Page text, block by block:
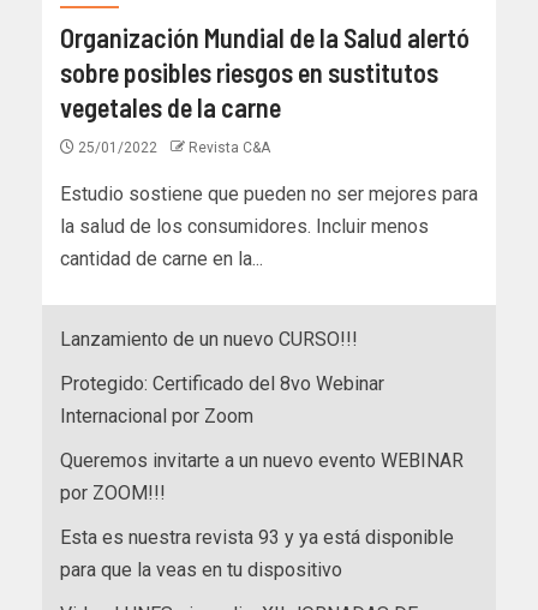
Organización Mundial de la Salud alertó
sobre posibles riesgos en sustitutos
vegetales de la carne
25/01/2022 Revista C&A
Estudio sostiene que pueden no ser mejores para
la salud de los consumidores. Incluir menos
cantidad de carne en la...
Lanzamiento de un nuevo CURSO!!!
Protegido: Certificado del 8vo Webinar
Internacional por Zoom
Queremos invitarte a un nuevo evento WEBINAR
por ZOOM!!!
Esta es nuestra revista 93 y ya está disponible
para que la veas en tu dispositivo